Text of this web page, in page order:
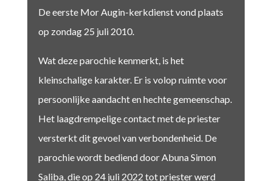
De eerste Mor Augin-kerkdienst vond plaats
op zondag 25 juli 2010.
Wat deze parochie kenmerkt, is het
kleinschalige karakter. Er is volop ruimte voor
persoonlijke aandacht en hechte gemeenschap.
Het laagdrempelige contact met de priester
versterkt dit gevoel van verbondenheid. De
parochie wordt bediend door Abuna Simon
Saliba, die op 24 juli 2022 tot priester werd